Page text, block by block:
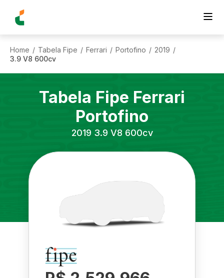
Home / Tabela Fipe / Ferrari / Portofino / 2019 /
3.9 V8 600cv
Tabela Fipe Ferrari
Portofino
2019 3.9 V8 600cv